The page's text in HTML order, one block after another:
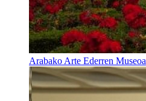
Arabako Arte Ederren Museoa